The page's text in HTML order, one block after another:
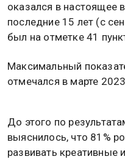
оказался в настоящее
последние 15 лет (с
был на отметке 41
Максимальный
отмечался в марте
До этого по
выяснилось, что 81%
развивать креативные